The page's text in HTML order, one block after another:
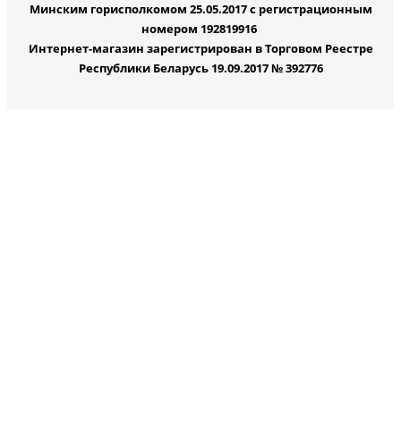
Минским горисполкомом 25.05.2017 с регистрационным
номером 192819916
Интернет-магазин зарегистрирован в Торговом Реестре
Республики Беларусь 19.09.2017 № 392776